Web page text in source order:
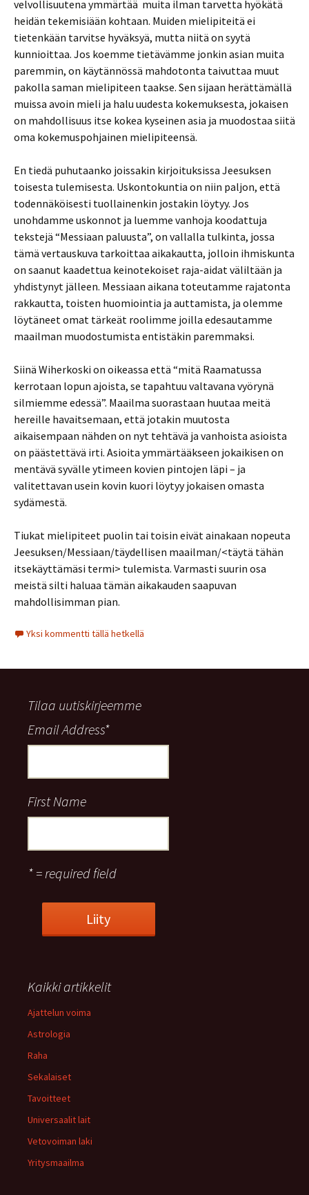
velvollisuutena ymmärtää muita ilman tarvetta hyökätä
heidän tekemisiään kohtaan. Muiden mielipiteitä ei
tietenkään tarvitse hyväksyä, mutta niitä on syytä
kunnioittaa. Jos koemme tietävämme jonkin asian muita
paremmin, on käytännössä mahdotonta taivuttaa muut
pakolla saman mielipiteen taakse. Sen sijaan herättämällä
muissa avoin mieli ja halu uudesta kokemuksesta, jokaisen
on mahdollisuus itse kokea kyseinen asia ja muodostaa siitä
oma kokemuspohjainen mielipiteensä.
En tiedä puhutaanko joissakin kirjoituksissa Jeesuksen
toisesta tulemisesta. Uskontokuntia on niin paljon, että
todennäköisesti tuollainenkin jostakin löytyy. Jos
unohdamme uskonnot ja luemme vanhoja koodattuja
tekstejä “Messiaan paluusta”, on vallalla tulkinta, jossa
tämä vertauskuva tarkoittaa aikakautta, jolloin ihmiskunta
on saanut kaadettua keinotekoiset raja-aidat väliltään ja
yhdistynyt jälleen. Messiaan aikana toteutamme rajatonta
rakkautta, toisten huomiointia ja auttamista, ja olemme
löytäneet omat tärkeät roolimme joilla edesautamme
maailman muodostumista entistäkin paremmaksi.
Siinä Wiherkoski on oikeassa että “mitä Raamatussa
kerrotaan lopun ajoista, se tapahtuu valtavana vyörynä
silmiemme edessä”. Maailma suorastaan huutaa meitä
hereille havaitsemaan, että jotakin muutosta
aikaisempaan nähden on nyt tehtävä ja vanhoista asioista
on päästettävä irti. Asioita ymmärtääkseen jokaikisen on
mentävä syvälle ytimeen kovien pintojen läpi – ja
valitettavan usein kovin kuori löytyy jokaisen omasta
sydämestä.
Tiukat mielipiteet puolin tai toisin eivät ainakaan nopeuta
Jeesuksen/Messiaan/täydellisen maailman/<täytä tähän
itsekäyttämäsi termi> tulemista. Varmasti suurin osa
meistä silti haluaa tämän aikakauden saapuvan
mahdollisimman pian.
Yksi kommentti tällä hetkellä
Tilaa uutiskirjeemme
Email Address*
First Name
* = required field
Kaikki artikkelit
Ajattelun voima
Astrologia
Raha
Sekalaiset
Tavoitteet
Universaalit lait
Vetovoiman laki
Yritysmaailma